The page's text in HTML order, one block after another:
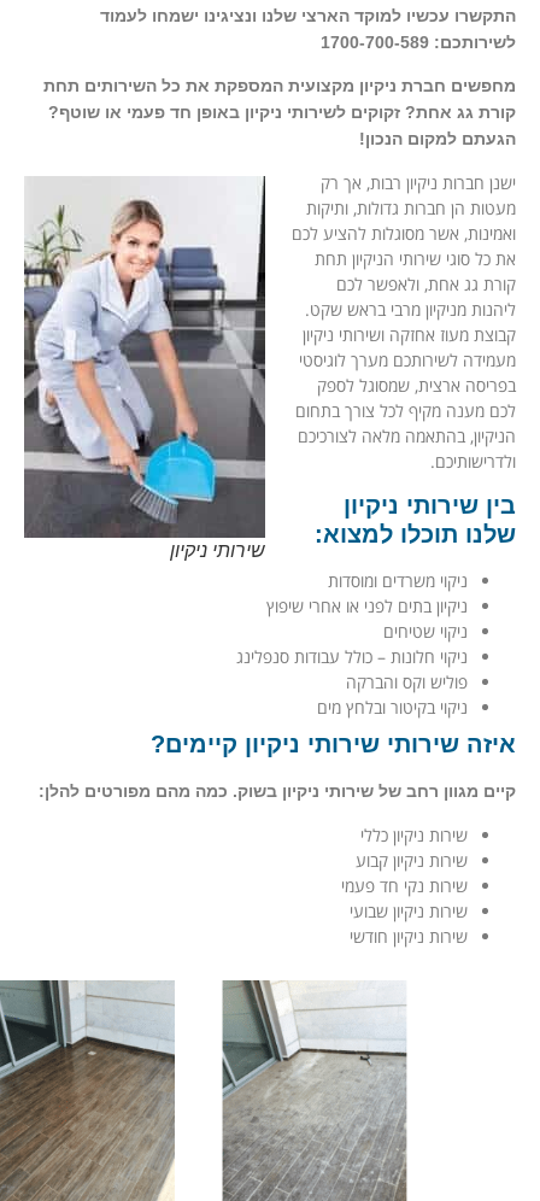
התקשרו עכשיו למוקד הארצי שלנו ונציגינו ישמחו לעמוד
לשירותכם: 1700-700-589
מחפשים חברת ניקיון מקצועית המספקת את כל השירותים תחת
קורת גג אחת? זקוקים לשירותי ניקיון באופן חד פעמי או שוטף?
הגעתם למקום הנכון!
שירותי ניקיון
ישנן חברות ניקיון רבות, אך רק
מעטות הן חברות גדולות, ותיקות
ואמינות, אשר מסוגלות להציע לכם
את כל סוגי שירותי הניקיון תחת
קורת גג אחת, ולאפשר לכם
ליהנות מניקיון מרבי בראש שקט.
קבוצת מעוז אחזקה ושירותי ניקיון
מעמידה לשירותכם מערך לוגיסטי
בפריסה ארצית, שמסוגל לספק
לכם מענה מקיף לכל צורך בתחום
הניקיון, בהתאמה מלאה לצורכיכם
ולדרישותיכם.
בין שירותי ניקיון
שלנו תוכלו למצוא:
ניקוי משרדים ומוסדות
ניקיון בתים לפני או אחרי שיפוץ
ניקוי שטיחים
ניקוי חלונות – כולל עבודות סנפלינג
פוליש וקס והברקה
ניקוי בקיטור ובלחץ מים
איזה שירותי שירותי ניקיון קיימים?
קיים מגוון רחב של שירותי ניקיון בשוק. כמה מהם מפורטים להלן:
שירות ניקיון כללי
שירות ניקיון קבוע
שירות נקי חד פעמי
שירות ניקיון שבועי
שירות ניקיון חודשי